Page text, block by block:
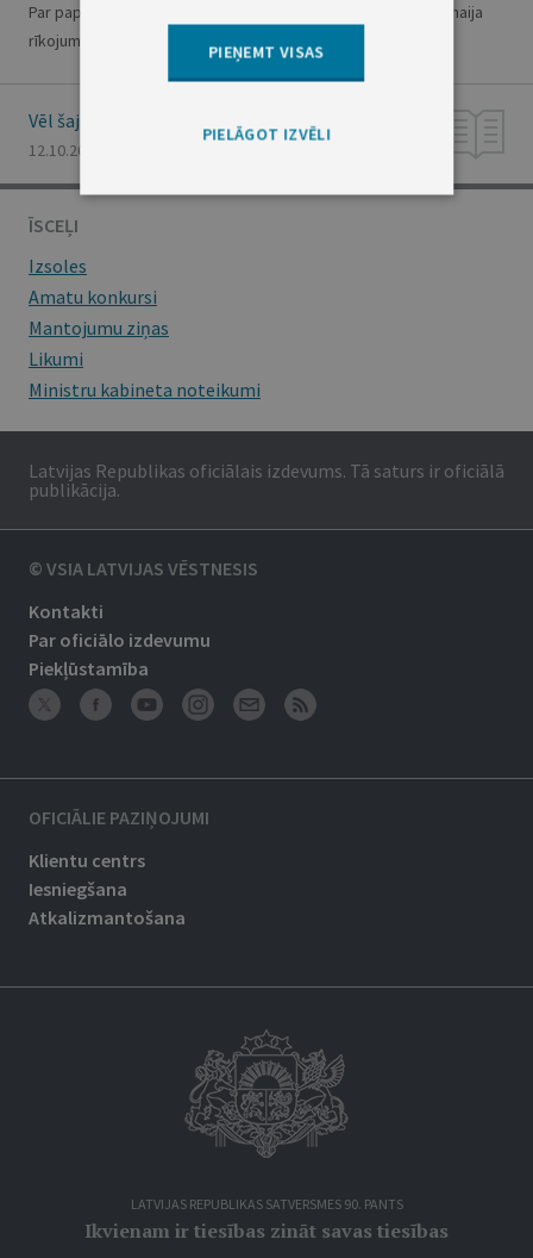
Par papildinājumiem Zemkopības ministrijas 1999. gada 31. maija
rīkojumā Nr.133
Vēl šajā numurā
12.10.2000., Nr. 358/359
ĪSCEĻI
Izsoles
Amatu konkursi
Mantojumu ziņas
Likumi
Ministru kabineta noteikumi
Latvijas Republikas oficiālais izdevums. Tā saturs ir oficiālā
publikācija.
© VSIA LATVIJAS VĒSTNESIS
Kontakti
Par oficiālo izdevumu
Piekļūstamība
OFICIĀLIE PAZIŅOJUMI
Klientu centrs
Iesniegšana
Atkalizmantošana
LATVIJAS REPUBLIKAS SATVERSMES 90. PANTS
Ikvienam ir tiesības zināt savas tiesības
PIEŅEMT VISAS
PIELĀGOT IZVĒLI